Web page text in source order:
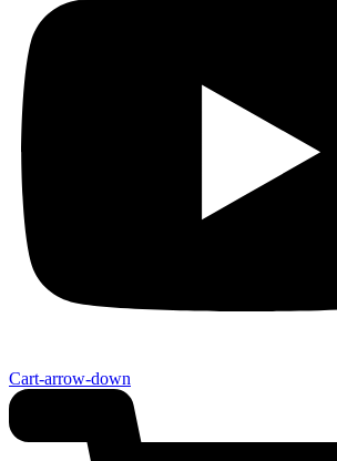
Cart-arrow-down